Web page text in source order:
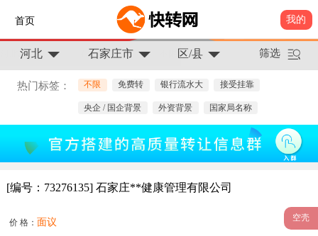
首页 我的
河北 石家庄市 区/县 筛选
热门标签： 不限 免费转 银行流水大 接受挂靠
央企 / 国企背景 外资背景 国家局名称
[编号：73276135] 石家庄**健康管理有限公司
价 格： 面议 空壳